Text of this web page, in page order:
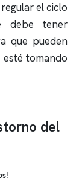
el ciclo
debe tener
que pueden
tomando
del